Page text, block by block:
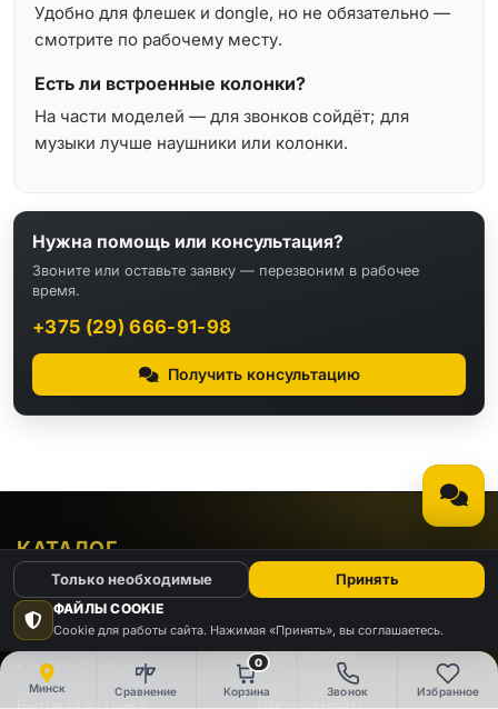
Минск Сравнение
0
Корзина Звонок Избранное
Удобно для флешек и dongle, но не обязательно —
смотрите по рабочему месту.
Есть ли встроенные колонки?
На части моделей — для звонков сойдёт; для
музыки лучше наушники или колонки.
Нужна помощь или консультация?
Звоните или оставьте заявку — перезвоним в рабочее
время.
+375 (29) 666-91-98
Получить консультацию
КАТАЛОГ
Видео Аудио
Компьютеры и
комплектующие
Электроника
ФАЙЛЫ COOKIE
Cookie для работы сайта. Нажимая «Принять», вы соглашаетесь.
Только необходимые Принять